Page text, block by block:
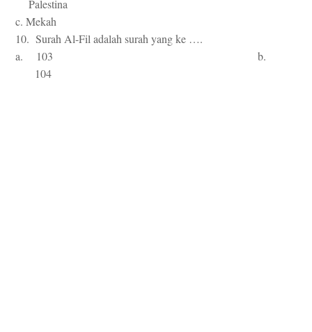
Palestina
c. Mekah
10. Surah Al-Fil adalah surah yang ke ….
a. 103 b.
104